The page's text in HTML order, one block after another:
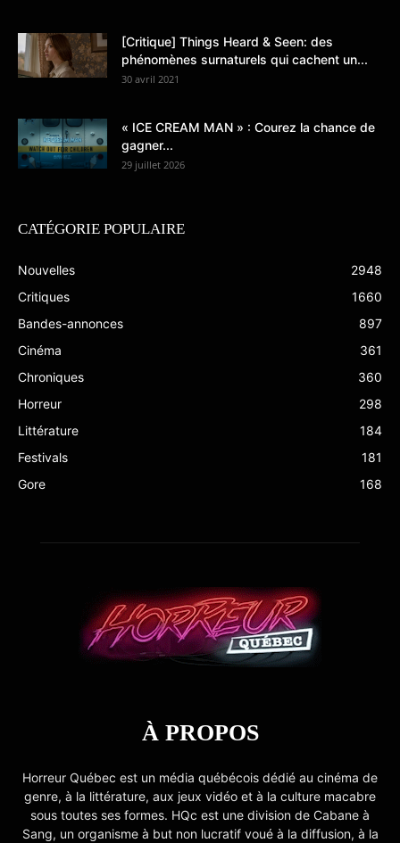
[Critique] Things Heard & Seen: des
phénomènes surnaturels qui cachent un...
30 avril 2021
« ICE CREAM MAN » : Courez la chance de
gagner...
29 juillet 2026
CATÉGORIE POPULAIRE
Nouvelles
2948
Critiques
1660
Bandes-annonces
897
Cinéma
361
Chroniques
360
Horreur
298
Littérature
184
Festivals
181
Gore
168
À PROPOS
Horreur Québec est un média québécois dédié au cinéma de
genre, à la littérature, aux jeux vidéo et à la culture macabre
sous toutes ses formes. HQc est une division de Cabane à
Sang, un organisme à but non lucratif voué à la diffusion, à la